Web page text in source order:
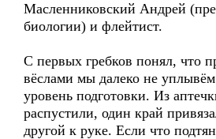
Масленниковский Андрей
биологии) и флейтист.
С первых гребков понял, что
вёслами мы далеко не
уровень подготовки. Из
распустили, один край
другой к руке. Если что